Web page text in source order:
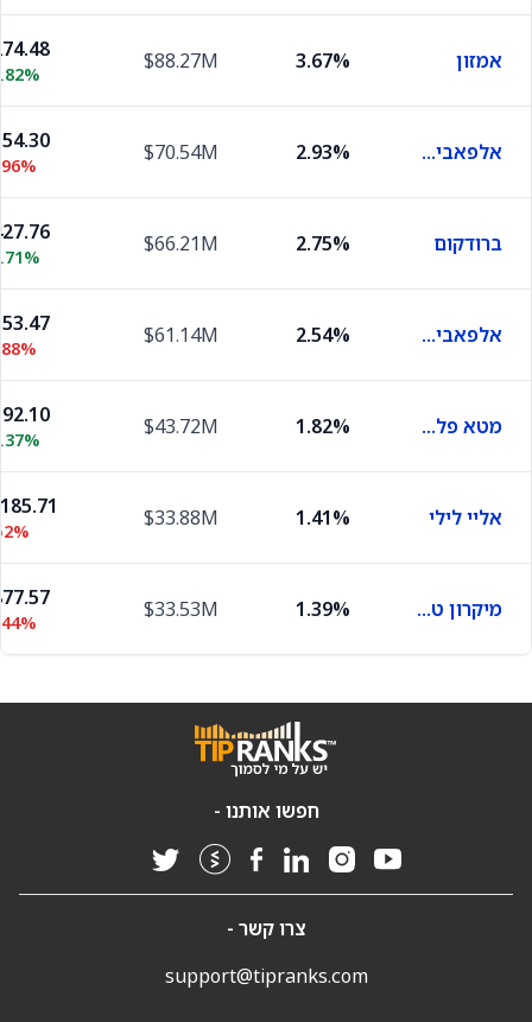
אמזון 3.67%
$88.27M
אלפאבית A 2.93%
$70.54M
ברודקום 2.75%
$66.21M
אלפאבית C 2.54%
$61.14M
מטא פלטפורמס 1.82%
$43.72M
אליי לילי 1.41%
$33.88M
מיקרון טכנולוג'י 1.39%
$33.53M
חפשו אותנו -
צרו קשר -
support@tipranks.com